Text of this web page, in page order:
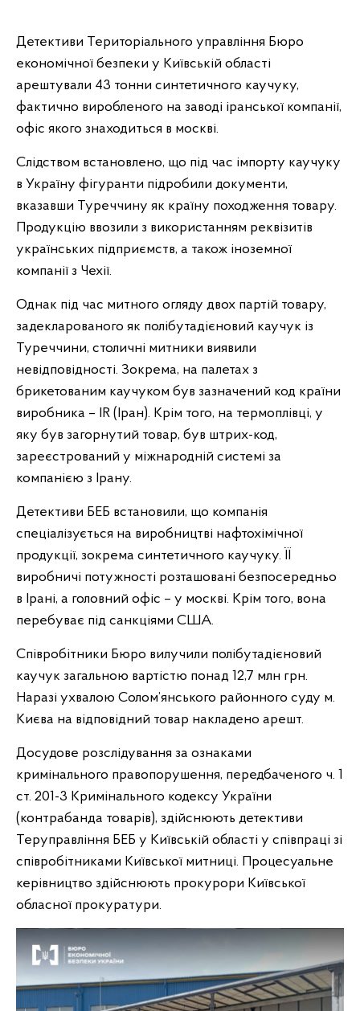
Детективи Територіального управління Бюро
економічної безпеки у Київській області
арештували 43 тонни синтетичного каучуку,
фактично виробленого на заводі іранської компанії,
офіс якого знаходиться в москві.
Слідством встановлено, що під час імпорту каучуку
в Україну фігуранти підробили документи,
вказавши Туреччину як країну походження товару.
Продукцію ввозили з використанням реквізитів
українських підприємств, а також іноземної
компанії з Чехії.
Однак під час митного огляду двох партій товару,
задекларованого як полібутадієновий каучук із
Туреччини, столичні митники виявили
невідповідності. Зокрема, на палетах з
брикетованим каучуком був зазначений код країни
виробника – IR (Іран). Крім того, на термоплівці, у
яку був загорнутий товар, був штрих-код,
зареєстрований у міжнародній системі за
компанією з Ірану.
Детективи БЕБ встановили, що компанія
спеціалізується на виробництві нафтохімічної
продукції, зокрема синтетичного каучуку. ЇЇ
виробничі потужності розташовані безпосередньо
в Ірані, а головний офіс – у москві. Крім того, вона
перебуває під санкціями США.
Співробітники Бюро вилучили полібутадієновий
каучук загальною вартістю понад 12,7 млн грн.
Наразі ухвалою Солом’янського районного суду м.
Києва на відповідний товар накладено арешт.
Досудове розслідування за ознаками
кримінального правопорушення, передбаченого ч. 1
ст. 201-3 Кримінального кодексу України
(контрабанда товарів), здійснюють детективи
Теруправління БЕБ у Київській області у співпраці зі
співробітниками Київської митниці. Процесуальне
керівництво здійснюють прокурори Київської
обласної прокуратури.